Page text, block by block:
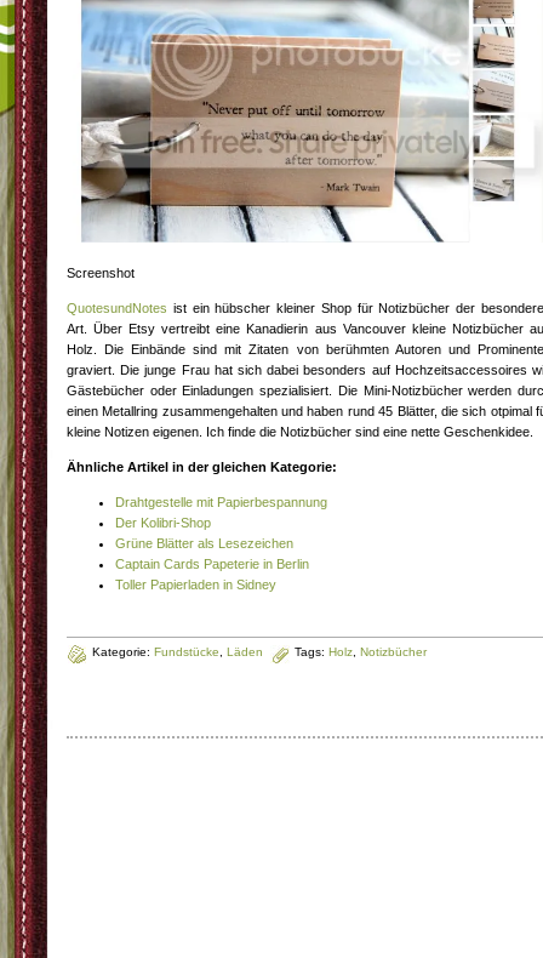
Screenshot
QuotesundNotes ist ein hübscher kleiner Shop für Notizbücher der
Art. Über Etsy vertreibt eine Kanadierin aus Vancouver kleine Notizbücher
Holz. Die Einbände sind mit Zitaten von berühmten Autoren und
graviert. Die junge Frau hat sich dabei besonders auf Hochzeitsaccessoires
Gästebücher oder Einladungen spezialisiert. Die Mini-Notizbücher werden
einen Metallring zusammengehalten und haben rund 45 Blätter, die sich otpimal
kleine Notizen eigenen. Ich finde die Notizbücher sind eine nette Geschenkidee.
Ähnliche Artikel in der gleichen Kategorie:
Drahtgestelle mit Papierbespannung
Der Kolibri-Shop
Grüne Blätter als Lesezeichen
Captain Cards Papeterie in Berlin
Toller Papierladen in Sidney
Kategorie: Fundstücke Läden Tags: Holz Notizbücher